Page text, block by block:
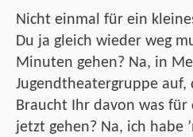
Nicht einmal für ein
Du ja gleich wieder weg
Minuten gehen? Na, in
Jugendtheatergruppe
Braucht Ihr davon was für
jetzt gehen? Na, ich habe